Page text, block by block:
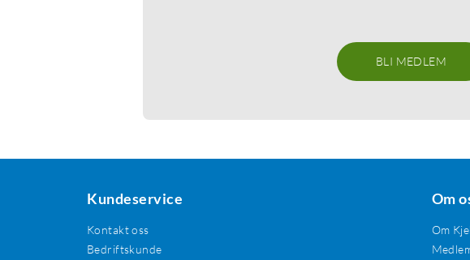
BLI MEDLEM
Kundeservice
Kontakt oss
Bedriftskunde
Om
Om